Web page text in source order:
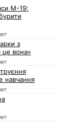
М-19:
з
вона»
навчання